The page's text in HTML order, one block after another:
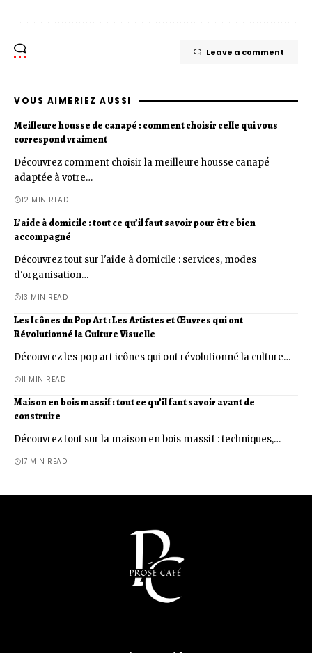
Leave a comment
VOUS AIMERIEZ AUSSI
Meilleure housse de canapé : comment choisir celle qui vous
correspond vraiment
Découvrez comment choisir la meilleure housse canapé
adaptée à votre…
12 MIN READ
L’aide à domicile : tout ce qu’il faut savoir pour être bien
accompagné
Découvrez tout sur l'aide à domicile : services, modes
d'organisation…
13 MIN READ
Les Icônes du Pop Art : Les Artistes et Œuvres qui ont
Révolutionné la Culture Visuelle
Découvrez les pop art icônes qui ont révolutionné la culture…
11 MIN READ
Maison en bois massif : tout ce qu’il faut savoir avant de
construire
Découvrez tout sur la maison en bois massif : techniques,…
17 MIN READ